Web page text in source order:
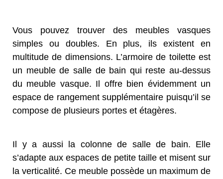
Vous pouvez trouver des meubles vasques
simples ou doubles. En plus, ils existent en
multitude de dimensions. L’armoire de toilette est
un meuble de salle de bain qui reste au-dessus
du meuble vasque. Il offre bien évidemment un
espace de rangement supplémentaire puisqu’il se
compose de plusieurs portes et étagères.
Il y a aussi la colonne de salle de bain. Elle
s’adapte aux espaces de petite taille et misent sur
la verticalité. Ce meuble possède un maximum de